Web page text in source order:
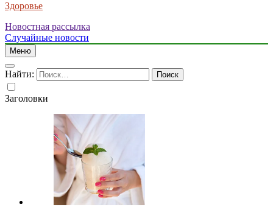
Здоровье
Новостная рассылка
Случайные новости
Меню
Найти:
Заголовки